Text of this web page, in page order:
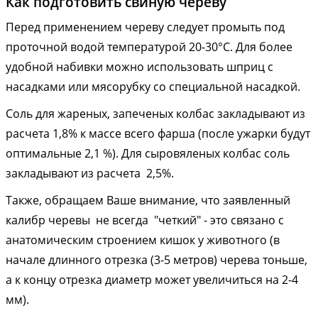
Перед применением череву следует промыть под
проточной водой температурой 20-30°С. Для более
удобной набивки можно использовать шприц с
насадками или мясорубку со специальной насадкой.
Соль для жареных, запеченых колбас закладывают из
расчета 1,8% к массе всего фарша (после ужарки будут
оптимальные 2,1 %). Для сыровяленых колбас соль
закладывают из расчета 2,5%.
Также, обращаем Ваше внимание, что заявленный
калибр черевы не всегда "четкий" - это связано с
анатомическим строением кишок у животного (в
начале длинного отрезка (3-5 метров) черева тоньше,
а к концу отрезка диаметр может увеличиться на 2-4
мм).